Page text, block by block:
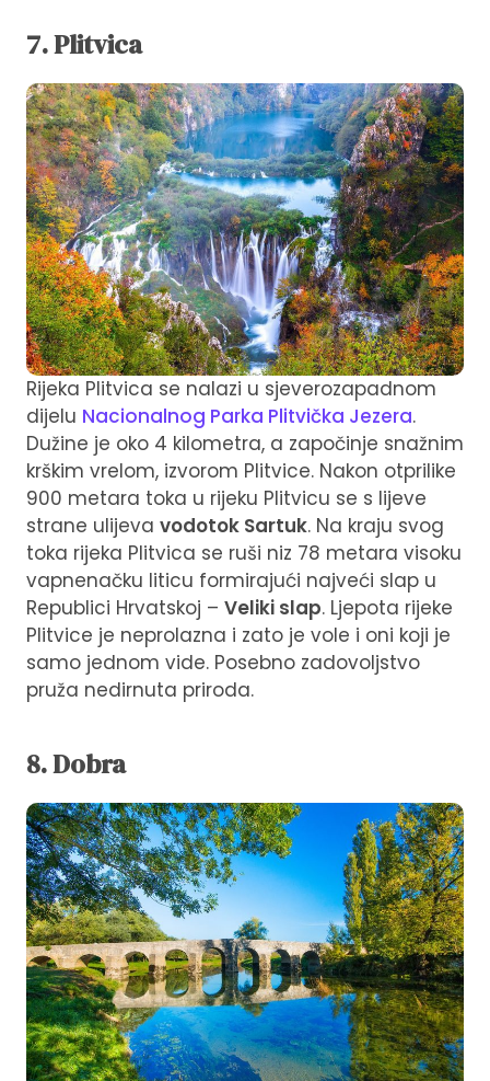
7. Plitvica
Rijeka Plitvica se nalazi u sjeverozapadnom
dijelu Nacionalnog Parka Plitvička Jezera.
Dužine je oko 4 kilometra, a započinje snažnim
krškim vrelom, izvorom Plitvice. Nakon otprilike
900 metara toka u rijeku Plitvicu se s lijeve
strane ulijeva vodotok Sartuk. Na kraju svog
toka rijeka Plitvica se ruši niz 78 metara visoku
vapnenačku liticu formirajući najveći slap u
Republici Hrvatskoj – Veliki slap. Ljepota rijeke
Plitvice je neprolazna i zato je vole i oni koji je
samo jednom vide. Posebno zadovoljstvo
pruža nedirnuta priroda.
8. Dobra